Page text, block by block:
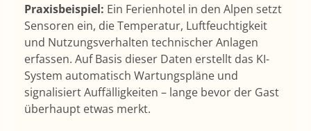
Praxisbeispiel: Ein Ferienhotel in den Alpen setzt
Sensoren ein, die Temperatur, Luftfeuchtigkeit
und Nutzungsverhalten technischer Anlagen
erfassen. Auf Basis dieser Daten erstellt das KI-
System automatisch Wartungspläne und
signalisiert Auffälligkeiten – lange bevor der Gast
überhaupt etwas merkt.